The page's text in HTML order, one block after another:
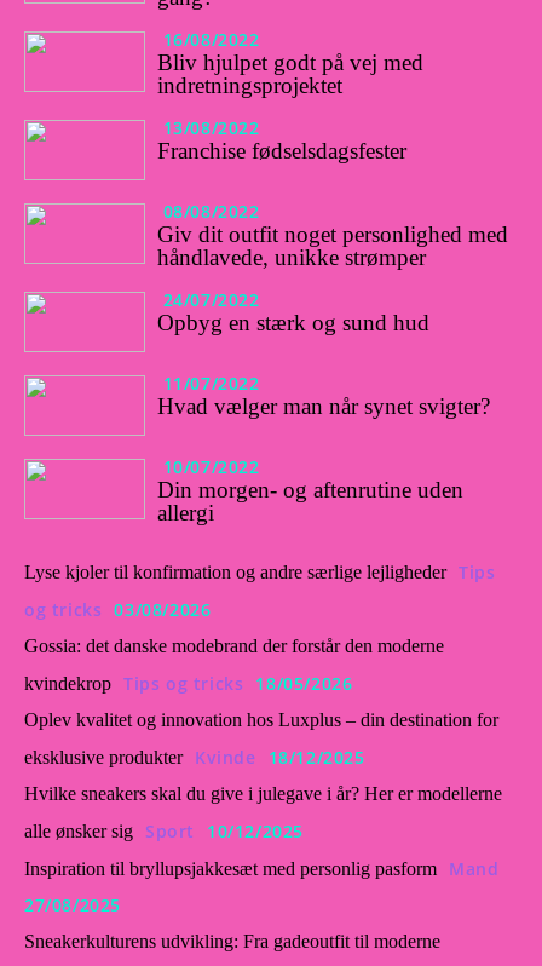
16/08/2022
Bliv hjulpet godt på vej med
indretningsprojektet
13/08/2022
Franchise fødselsdagsfester
08/08/2022
Giv dit outfit noget personlighed med
håndlavede, unikke strømper
24/07/2022
Opbyg en stærk og sund hud
11/07/2022
Hvad vælger man når synet svigter?
10/07/2022
Din morgen- og aftenrutine uden
allergi
Lyse kjoler til konfirmation og andre særlige lejligheder Tips
og tricks
03/08/2026
Gossia: det danske modebrand der forstår den moderne
kvindekrop Tips og tricks 18/05/2026
Oplev kvalitet og innovation hos Luxplus – din destination for
eksklusive produkter
Kvinde 18/12/2025
Hvilke sneakers skal du give i julegave i år? Her er modellerne
alle ønsker sig Sport 10/12/2025
Inspiration til bryllupsjakkesæt med personlig pasform
Mand
27/08/2025
Sneakerkulturens udvikling: Fra gadeoutfit til moderne